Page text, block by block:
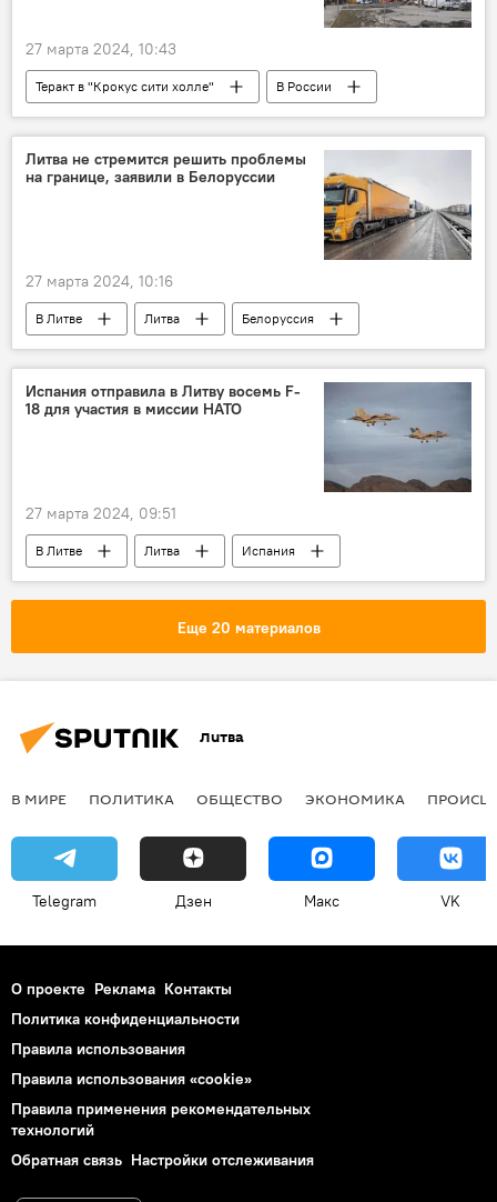
27 марта 2024, 10:43
Теракт в "Крокус сити холле"
В России
Россия
МИД РФ
Мария Захарова
Запад
Литва не стремится решить проблемы
на границе, заявили в Белоруссии
27 марта 2024, 10:16
В Литве Литва
Белоруссия
Общество
общество
фуры
государственная граница
Испания отправила в Литву восемь F-
18 для участия в миссии НАТО
27 марта 2024, 09:51
В Литве Литва
Испания
НАТО
ВВС
Еще 20 материалов
Литва
В МИРЕ ПОЛИТИКА ОБЩЕСТВО ЭКОНОМИКА
Telegram Дзен Макс VK
О проекте Реклама Контакты
Политика конфиденциальности
Правила использования
Правила использования «cookie»
Правила применения рекомендательных
технологий
Обратная связь Настройки отслеживания